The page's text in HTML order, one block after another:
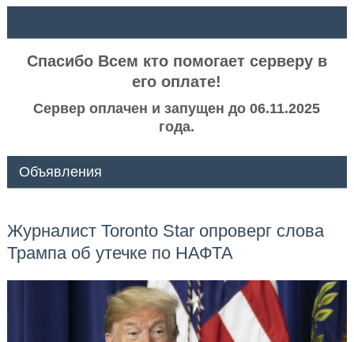
Спасибо Всем кто помогает серверу в
его оплате!
Сервер оплачен и запущен до 06.11.2025
года.
Объявления
Журналист Toronto Star опроверг слова
Трампа об утечке по НАФТА